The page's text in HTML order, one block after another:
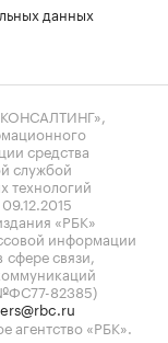
данных
средства
службой
технологий
«РБК»
информации
связи,
82385)
агентство «РБК».